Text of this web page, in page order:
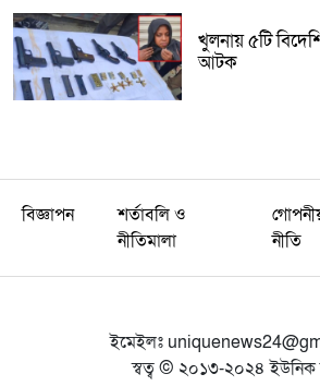
খুলনায় ৫টি
আটক
বিজ্ঞাপন
শর্তাবলি ও
নীতিমালা
নীতি
ইমেইলঃ
স্বত্ব © ২০১৩-২০২৪ ইউনিক